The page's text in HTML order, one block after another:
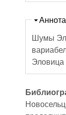
Шумы
Эловица